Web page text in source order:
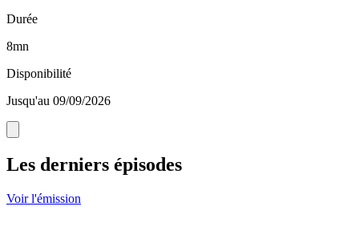
Durée
8mn
Disponibilité
Jusqu'au 09/09/2026
Les derniers épisodes
Voir l'émission